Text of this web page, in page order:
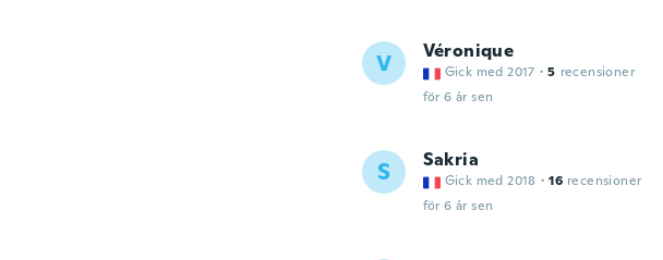
V Véronique
Gick med 2017 · 5 recensioner
för 6 år sen
S Sakria
Gick med 2018 · 16 recensioner
för 6 år sen